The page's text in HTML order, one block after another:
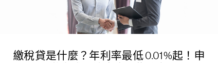
繳稅貸是什麼？年利率最低 0.01%起！申